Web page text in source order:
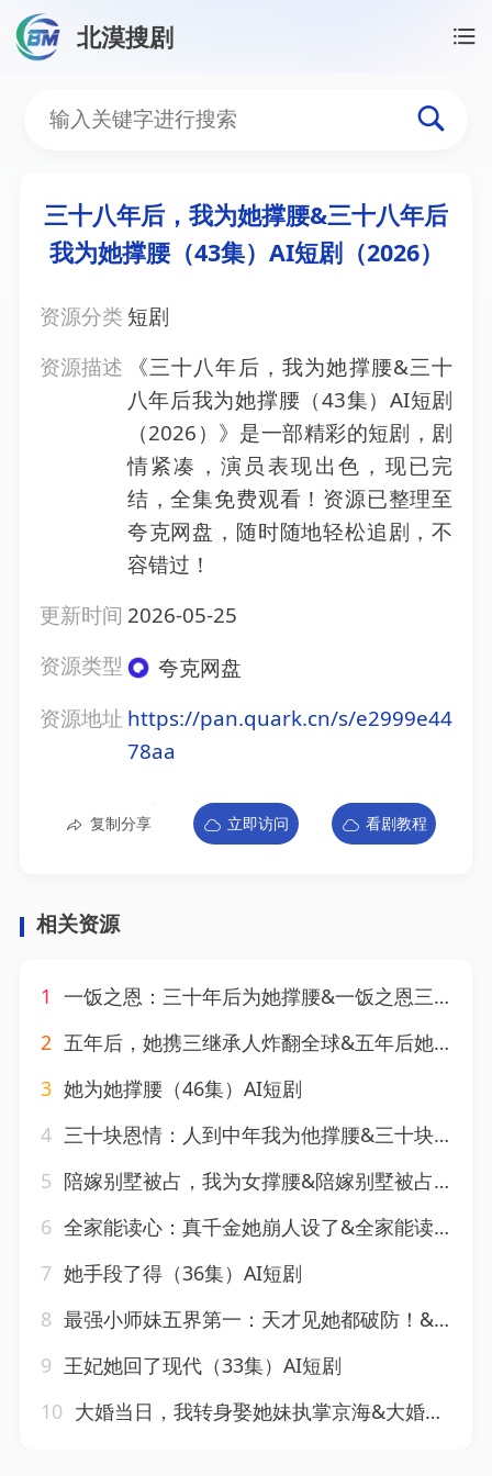
北漠搜剧
三十八年后，我为她撑
三十八年后，我为她撑腰&三十八年后
我为她撑腰（43集）AI短剧（2026）
资源分类 短剧
资源描述
《三十八年后，我为她撑腰&三十
八年后我为她撑腰（43集）AI短剧
（2026）》是一部精彩的短剧，剧
情紧凑，演员表现出色，现已完
结，全集免费观看！资源已整理至
夸克网盘，随时随地轻松追剧，不
容错过！
更新时间 2026-05-25
资源类型
夸克网盘
资源地址 https://pan.quark.cn/s/e2999e44
78aa
复制分享 立即访问 看剧教程
相关资源
1 一饭之恩：三十年后为她撑腰&一饭之恩三十年后为她撑腰（42集）AI短剧
2 五年后，她携三继承人炸翻全球&五年后她携三继承人炸翻全球(77集)AI短剧
3 她为她撑腰（46集）AI短剧
4 三十块恩情：人到中年我为他撑腰&三十块恩情人到中年我为他撑腰（53集）AI短剧
5 陪嫁别墅被占，我为女撑腰&陪嫁别墅被占我为女撑腰（40集）AI短剧
6 全家能读心：真千金她崩人设了&全家能读心真千金她崩人设了（74集）AI短剧
7 她手段了得（36集）AI短剧
8 最强小师妹五界第一：天才见她都破防！&最强小师妹五界第一天才见她都破防（120集）AI短剧
9 王妃她回了现代（33集）AI短剧
10 大婚当日，我转身娶她妹执掌京海&大婚当日我转身娶她妹执掌京海（60集）AI短剧